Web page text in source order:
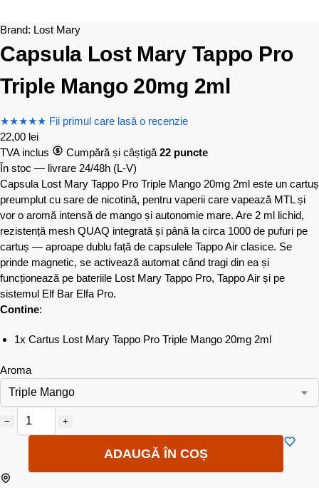
Brand: Lost Mary
Capsula Lost Mary Tappo Pro
Triple Mango 20mg 2ml
★★★★★ Fii primul care lasă o recenzie
22,00 lei
TVA inclus
Cumpără și câștigă 22 puncte
În stoc — livrare 24/48h (L-V)
Capsula Lost Mary Tappo Pro Triple Mango 20mg 2ml este un cartuș
preumplut cu sare de nicotină, pentru vaperii care vapează MTL și
vor o aromă intensă de mango și autonomie mare. Are 2 ml lichid,
rezistență mesh QUAQ integrată și până la circa 1000 de pufuri pe
cartuș — aproape dublu față de capsulele Tappo Air clasice. Se
prinde magnetic, se activează automat când tragi din ea și
funcționează pe bateriile Lost Mary Tappo Pro, Tappo Air și pe
sistemul Elf Bar Elfa Pro.
Contine:
1x Cartus Lost Mary Tappo Pro Triple Mango 20mg 2ml
Aroma
− +
ADAUGĂ ÎN COȘ